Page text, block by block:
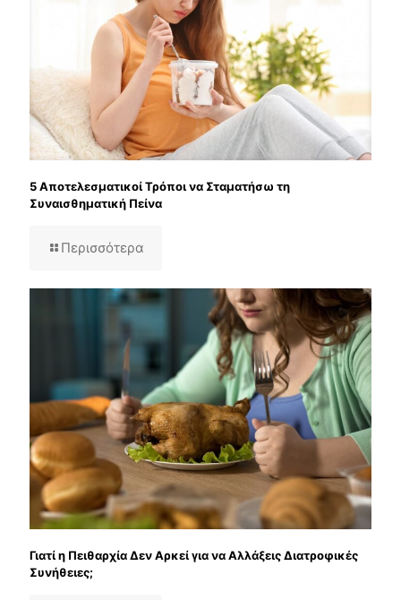
5 Αποτελεσματικοί Τρόποι να Σταματήσω τη
Συναισθηματική Πείνα
Περισσότερα
Γιατί η Πειθαρχία Δεν Αρκεί για να Αλλάξεις Διατροφικές
Συνήθειες;